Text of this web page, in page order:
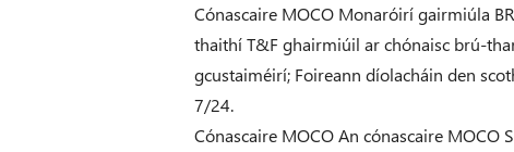
Cónascaire MOCO Monaróirí gairmiúla
thaithí T&F ghairmiúil ar chónaisc brú-
gcustaiméirí; Foireann díolacháin den
7/24.
Cónascaire MOCO An cónascaire MOCO